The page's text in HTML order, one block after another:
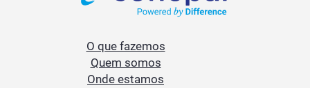
O que fazemos
Quem somos
Onde estamos